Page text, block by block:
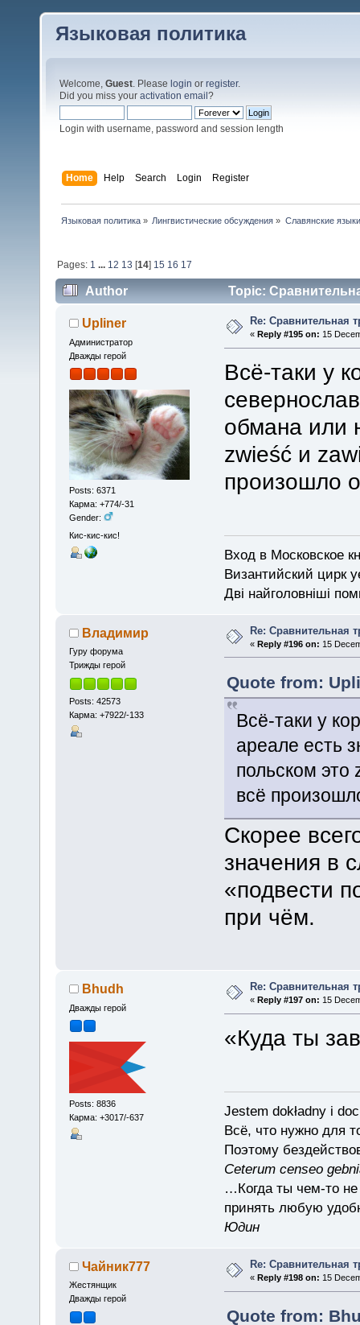
Языковая политика
Welcome, Guest. Please login or register.
Did you miss your activation email ?
Login with username, password and session length
Home Help Search Login Register
Языковая политика» Лингвистические обсуждения » Славянские языки
Pages: 1 ... 12 13 [14] 15 16 17
Author Topic:
Upliner
Администратор
Дважды герой
Posts: 6371
Карма: +774/-31
Gender:
Кис-кис-кис!
Re: Сравнительная
«Reply #195 on: 15
Всё-таки у
обмана или
zwieść и
произошло
Вход в Московское
Византийский цирк
Дві найголовніші
Владимир
Гуру форума
Трижды герой
Posts: 42573
Карма: +7922/-133
Re: Сравнительная
«Reply #196 on: 15
Quote from:
Всё-таки у
ареале есть
польском
всё
Скорее
значения в
«подвести
при чём.
Bhudh
Дважды герой
Posts: 8836
Карма: +3017/-637
Re: Сравнительная
«Reply #197 on: 15
«Куда ты
Jestem dokładny i
Всё, что нужно для
Поэтому
Ceterum censeo
…Когда ты чем-то не
принять любую
Юдин
Чайник777
Жестянщик
Дважды герой
Re: Сравнительная
«Reply #198 on: 15
Quote from: